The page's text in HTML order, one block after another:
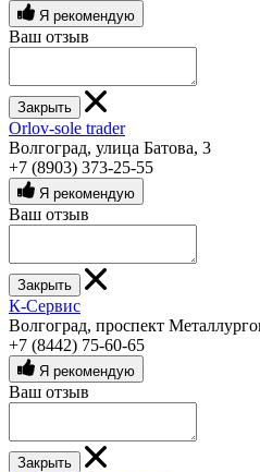
Я рекомендую
Ваш отзыв
Закрыть
Orlov-sole trader
Волгоград, улица Батова, 3
+7 (8903) 373-25-55
Я рекомендую
Ваш отзыв
Закрыть
К-Сервис
Волгоград, проспект
+7 (8442) 75-60-65
Я рекомендую
Ваш отзыв
Закрыть